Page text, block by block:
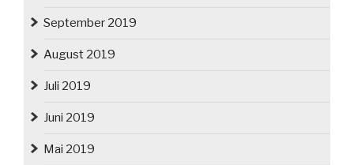
September 2019
August 2019
Juli 2019
Juni 2019
Mai 2019